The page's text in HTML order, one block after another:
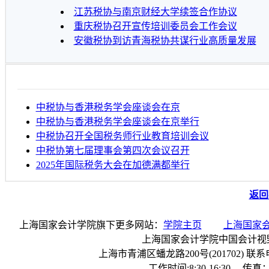
江苏税协与南京财经大学续签合作协议
重庆税协召开宣传培训委员会工作会议
安徽税协到访青海税协共谋行业高质量发展
中税协与香港税务学会座谈会在京
中税协与香港税务学会座谈会在京举行
中税协召开全国税务师行业教育培训会议
中税协第七届理事会第四次会议召开
2025年国际税务大会在加德满都举行
返
上海国家会计学院旗下更多网站： 学院主页
上海国家
上海国家会计学院中国会计
上海市青浦区蟠龙路200号(201702) 联系